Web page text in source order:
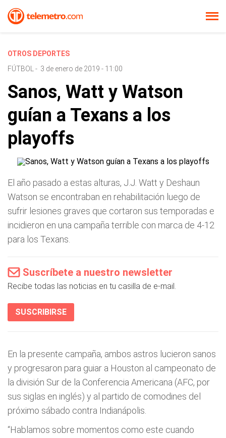
OTROS DEPORTES
FÚTBOL
- 3 de enero de 2019 - 11:00
Sanos, Watt y Watson
guían a Texans a los
playoffs
El año pasado a estas alturas, J.J. Watt y Deshaun
Watson se encontraban en rehabilitación luego de
sufrir lesiones graves que cortaron sus temporadas e
incidieron en una campaña terrible con marca de 4-12
para los Texans.
Suscríbete a nuestro newsletter
Recibe todas las noticias en tu casilla de e-mail.
SUSCRIBIRSE
En la presente campaña, ambos astros lucieron sanos
y progresaron para guiar a Houston al campeonato de
la división Sur de la Conferencia Americana (AFC, por
sus siglas en inglés) y al partido de comodines del
próximo sábado contra Indianápolis.
“Hablamos sobre momentos como este cuando